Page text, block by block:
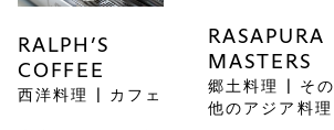
RALPH’S
COFFEE
西洋料理 | カフェ
RASAPURA
MASTERS
郷土料理 | その
他のアジア料理